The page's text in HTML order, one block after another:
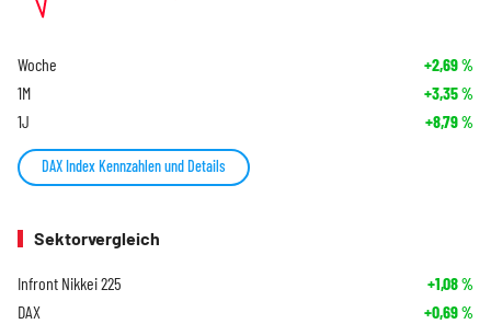
Woche +2,69%
1M +3,35%
1J +8,79%
DAX Index Kennzahlen und Details
Sektorvergleich
Infront Nikkei 225 +1,08%
DAX +0,69%